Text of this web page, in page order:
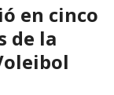
en cinco
de la